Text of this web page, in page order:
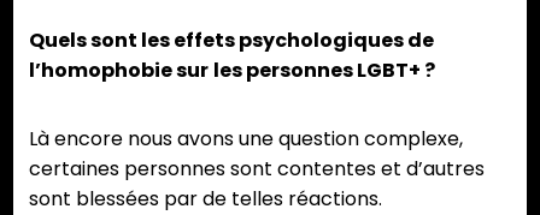
Quels sont les effets psychologiques de
l’homophobie sur les personnes LGBT+ ?
Là encore nous avons une question complexe,
certaines personnes sont contentes et d’autres
sont blessées par de telles réactions.